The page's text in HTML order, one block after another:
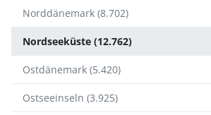
Norddänemark (8.702)
Nordseeküste (12.762)
Ostdänemark (5.420)
Ostseeinseln (3.925)